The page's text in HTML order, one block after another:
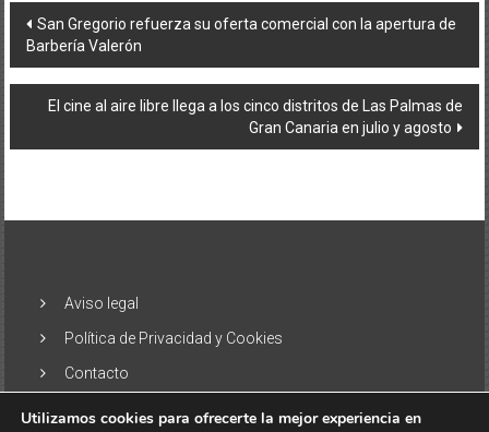
Navegación
de
entradas
San Gregorio refuerza su oferta comercial con la apertura de
Barbería Valerón
El cine al aire libre llega a los cinco distritos de Las Palmas de
Gran Canaria en julio y agosto
Aviso legal
Política de Privacidad y Cookies
Contacto
Utilizamos cookies para ofrecerte la mejor experiencia en